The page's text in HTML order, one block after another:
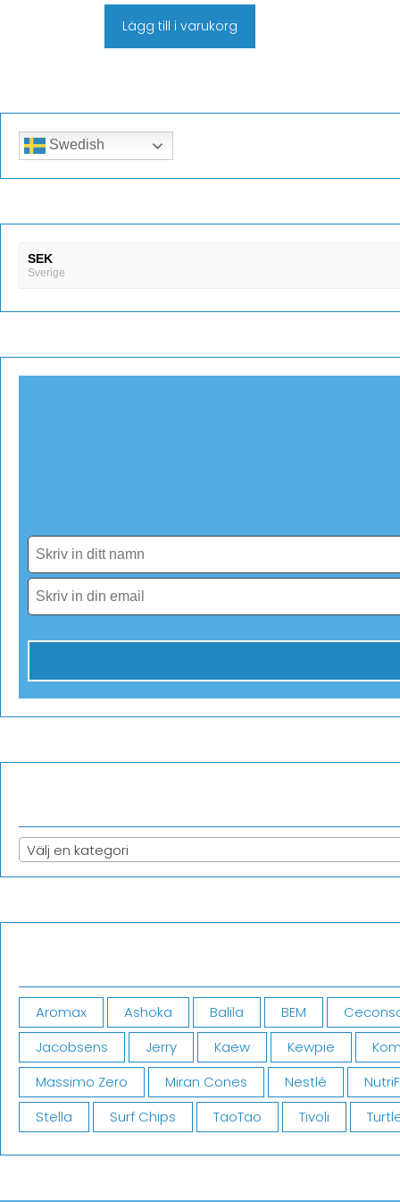
Lägg till i varukorg
Swedish
SEK
Sverige
EUR
Välj en kategori
Aromax Ashoka Balila BEM
Jacobsens
Jerry Kaew Kewpie
Massimo Zero
Miran Cones Nestlé
Stella
Surf Chips TaoTao Tivoli